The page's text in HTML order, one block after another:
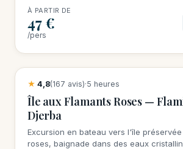
À PARTIR DE
47 €
/pers
★ 4,8(167 avis)·5 heures
Île aux Flamants Roses —
Djerba
Excursion en bateau vers l'île
roses, baignade dans des eaux